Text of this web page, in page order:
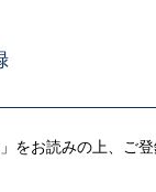
お読みの上、ご登